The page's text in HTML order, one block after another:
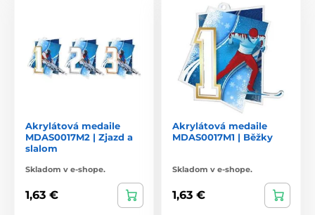
Akrylátová medaile
MDAS0017M2 | Zjazd a
slalom
Skladom v e-shope.
1,63 €
Akrylátová medaile
MDAS0017M1 | Běžky
Skladom v e-shope.
1,63 €